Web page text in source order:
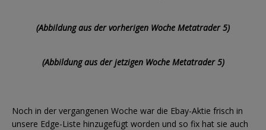
(Abbildung aus der vorherigen Woche Metatrader 5)
(Abbildung aus der jetzigen Woche Metatrader 5)
Noch in der vergangenen Woche war die Ebay-Aktie frisch in
unsere Edge-Liste hinzugefügt worden und so fix hat sie auch